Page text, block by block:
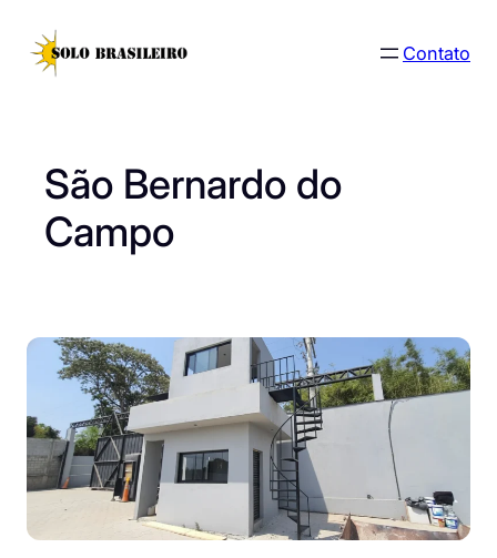
para
Contato
São Bernardo do
Campo